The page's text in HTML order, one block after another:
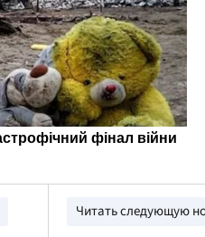
Читать следующую